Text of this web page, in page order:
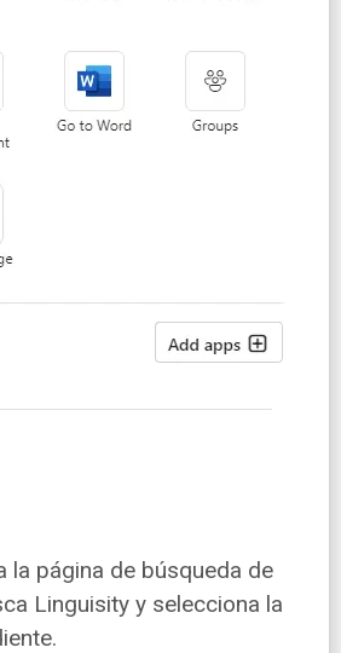
la página de búsqueda de
Linguisity y selecciona la